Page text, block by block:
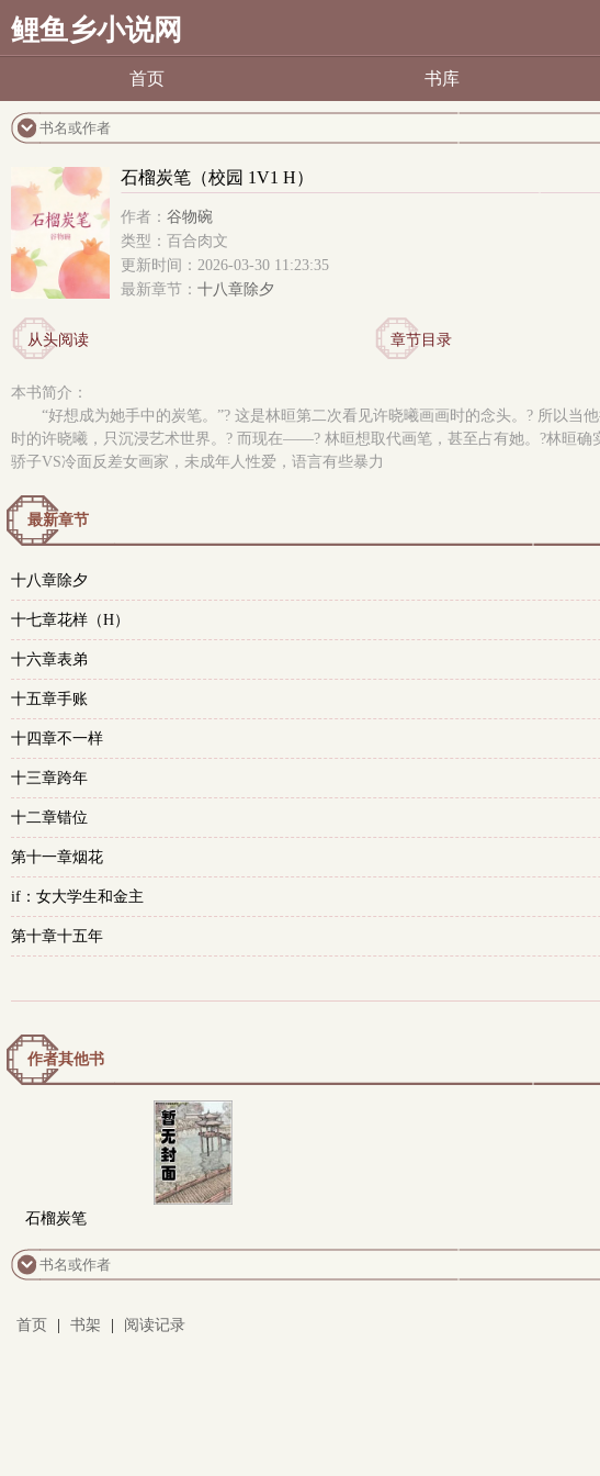
鲤鱼乡小说网
首页 书库
石榴炭笔（校园 1V1 H）
作者： 谷物碗
类型：百合肉文
更新时间：2026-03-30 11:23:35
最新章节： 十八章除夕
从头阅读 章节目录
本书简介：
“好想成为她手中的炭笔。”? 这是林晅第二次看见许晓曦画画时的念头。? 所以
时的许晓曦，只沉浸艺术世界。? 而现在——? 林晅想取代画笔，甚至占有她。?林晅
骄子VS冷面反差女画家，未成年人性爱，语言有些暴力
最新章节
十八章除夕
十七章花样（H）
十六章表弟
十五章手账
十四章不一样
十三章跨年
十二章错位
第十一章烟花
if：女大学生和金主
第十章十五年
作者其他书
石榴炭笔
首页 书架 阅读记录